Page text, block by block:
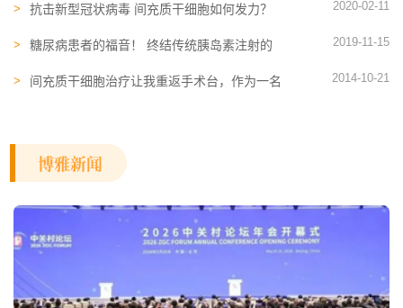
抗击新型冠状病毒 间充质干细胞如何发力？ 2020-02-11
糖尿病患者的福音！ 终结传统胰岛素注射的
2019-11-15
间充质干细胞治疗让我重返手术台，作为一名
2014-10-21
博雅新闻